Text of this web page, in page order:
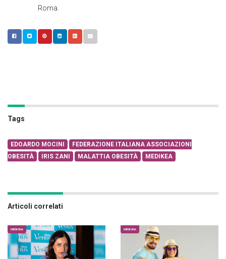
Roma.
Tags
EDOARDO MOCINI
FEDERAZIONE ITALIANA ASSOCIAZIONI
OBESITÀ
IRIS ZANI MALATTIA OBESITÀ MEDIKEA
Articoli correlati
MEDICINA MEDICINA